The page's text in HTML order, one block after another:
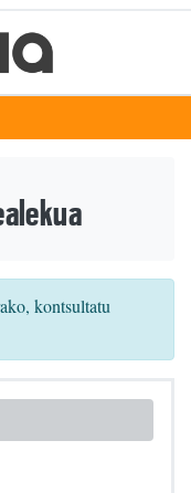
kontsultatu